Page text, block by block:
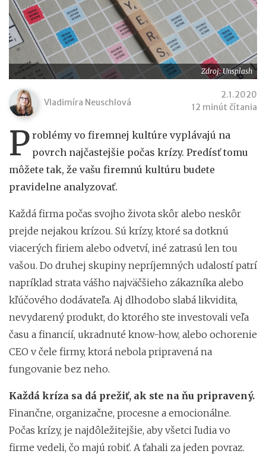
Zdroj: Unsplash
Vladimíra Neuschlová
2.1.2020
12 minút čítania
P roblémy vo firemnej kultúre vyplávajú na
povrch najčastejšie počas krízy. Predísť tomu
môžete tak, že vašu firemnú kultúru budete
pravidelne analyzovať.
Každá firma počas svojho života skôr alebo neskôr
prejde nejakou krízou. Sú krízy, ktoré sa dotknú
viacerých firiem alebo odvetví, iné zatrasú len tou
vašou. Do druhej skupiny nepríjemných udalostí patrí
napríklad strata vášho najväčšieho zákazníka alebo
kľúčového dodávateľa. Aj dlhodobo slabá likvidita,
nevydarený produkt, do ktorého ste investovali veľa
času a financií, ukradnuté know-how, alebo ochorenie
CEO v čele firmy, ktorá nebola pripravená na
fungovanie bez neho.
Každá kríza sa dá prežiť, ak ste na ňu pripravený.
Finančne, organizačne, procesne a emocionálne.
Počas krízy, je najdôležitejšie, aby všetci ľudia vo
firme vedeli, čo majú robiť. A ťahali za jeden povraz.